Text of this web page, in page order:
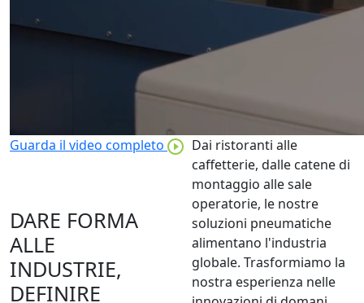
Guarda il video completo
DARE FORMA
ALLE
INDUSTRIE,
DEFINIRE
Dai ristoranti alle
caffetterie, dalle catene di
montaggio alle sale
operatorie, le nostre
soluzioni pneumatiche
alimentano l'industria
globale. Trasformiamo la
nostra esperienza nelle